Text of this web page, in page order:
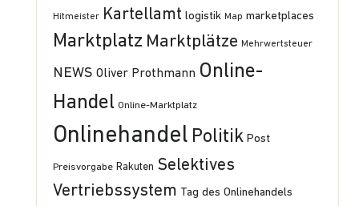
Hitmeister Kartellamt logistik Map marketplaces
Marktplatz Marktplätze Mehrwertsteuer
NEWS Oliver Prothmann Online-
Handel Online-Marktplatz
Onlinehandel Politik Post
Preisvorgabe Rakuten Selektives
Vertriebssystem Tag des Onlinehandels